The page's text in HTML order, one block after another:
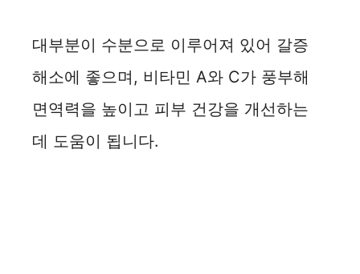
대부분이 수분으로 이루어져 있어 갈증
해소에 좋으며, 비타민 A와 C가 풍부해
면역력을 높이고 피부 건강을 개선하는
데 도움이 됩니다.